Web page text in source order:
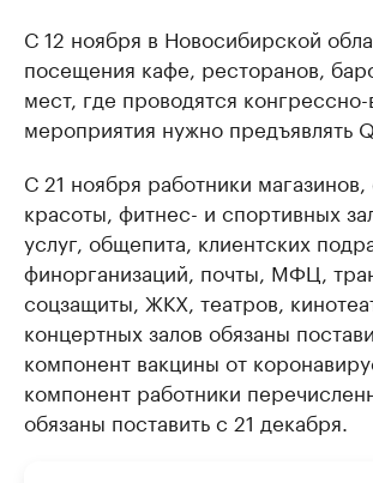
С 12 ноября в Новосибирской
посещения кафе, ресторанов,
мест, где проводятся
мероприятия нужно предъявлять
С 21 ноября работники магазинов,
красоты, фитнес- и спортивных
услуг, общепита, клиентских
финорганизаций, почты, МФЦ,
соцзащиты, ЖКХ, театров,
концертных залов обязаны
компонент вакцины от
компонент работники
обязаны поставить с 21 декабря.